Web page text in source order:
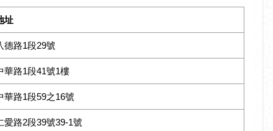
址
德路1段29號
華路1段41號1樓
華路1段59之16號
愛路2段39號39-1號